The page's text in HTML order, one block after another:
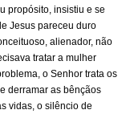
propósito, insistiu e se
Jesus pareceu duro
alienador, não
tratar a mulher
o Senhor trata os
derramar as bênçãos
vidas, o silêncio de